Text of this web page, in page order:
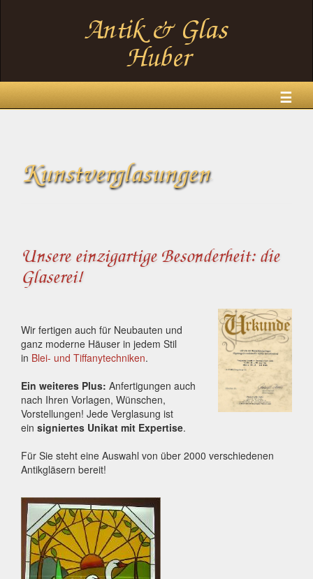
☰
Kunstverglasungen
Unsere einzigartige Besonderheit: die
Glaserei!
Wir fertigen auch für Neubauten und
ganz moderne Häuser in jedem Stil
in Blei- und Tiffanytechniken.
Ein weiteres Plus: Anfertigungen auch
nach Ihren Vorlagen, Wünschen,
Vorstellungen! Jede Verglasung ist
ein signiertes Unikat mit Expertise.
Für Sie steht eine Auswahl von über 2000 verschiedenen
Antikgläsern bereit!